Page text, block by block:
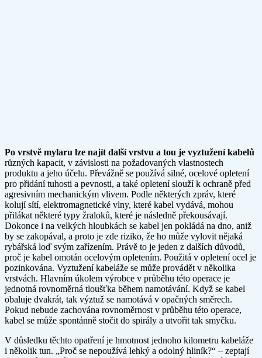
Po vrstvě mylaru lze najít další vrstvu a tou je vyztužení kabelů
různých kapacit, v závislosti na požadovaných vlastnostech
produktu a jeho účelu. Převážně se používá silné, ocelové opletení
pro přidání tuhosti a pevnosti, a také opletení slouží k ochraně před
agresivním mechanickým vlivem. Podle některých zpráv, které
kolují sítí, elektromagnetické vlny, které kabel vydává, mohou
přilákat některé typy žraloků, které je následně překousávají.
Dokonce i na velkých hloubkách se kabel jen pokládá na dno, aniž
by se zakopával, a proto je zde riziko, že ho může vylovit nějaká
rybářská loď svým zařízením. Právě to je jeden z dalších důvodů,
proč je kabel omotán ocelovým opletením. Použitá v opletení ocel je
pozinkována. Vyztužení kabeláže se může provádět v několika
vrstvách. Hlavním úkolem výrobce v průběhu této operace je
jednotná rovnoměrná tloušťka během namotávání. Když se kabel
obaluje dvakrát, tak výztuž se namotává v opačných směrech.
Pokud nebude zachována rovnoměrnost v průběhu této operace,
kabel se může spontánně stočit do spirály a utvořit tak smyčku.
V důsledku těchto opatření je hmotnost jednoho kilometru kabeláže
i několik tun. „Proč se nepoužívá lehký a odolný hliník?“ – zeptají